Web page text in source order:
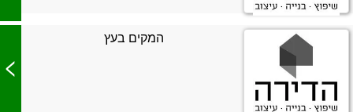
המקים בעץ
>